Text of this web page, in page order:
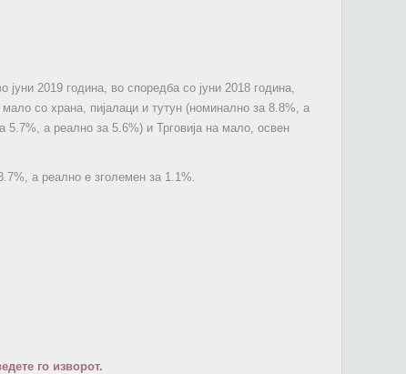
2019 година, во споредба со јуни 2018 година,
со храна, пијалаци и тутун (номинално за 8.8%, а
5.7%, а реално за 5.6%) и Трговија на мало, освен
а реално е зголемен за 1.1%.
го изворот.